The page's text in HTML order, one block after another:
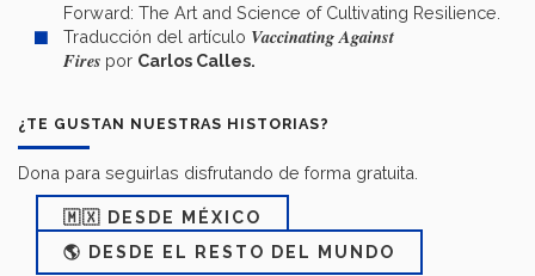
Forward: The Art and Science of Cultivating Resilience.
Traducción del artículo Vaccinating Against
Fires por Carlos Calles.
¿TE GUSTAN NUESTRAS HISTORIAS?
Dona para seguirlas disfrutando de forma gratuita.
🇲🇽 DESDE MÉXICO
🌎 DESDE EL RESTO DEL MUNDO